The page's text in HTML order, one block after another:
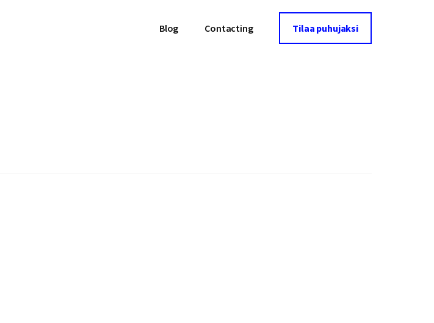
Blog Contacting Tilaa puhujaksi